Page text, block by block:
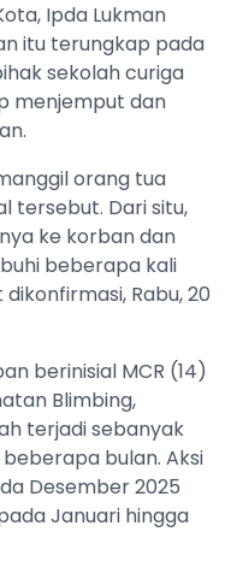
Ipda Lukman
itu terungkap pada
sekolah curiga
menjemput dan
orang tua
tersebut. Dari situ,
ke korban dan
beberapa kali
Rabu, 20
berinisial MCR (14)
Blimbing,
terjadi sebanyak
bulan. Aksi
Desember 2025
Januari hingga